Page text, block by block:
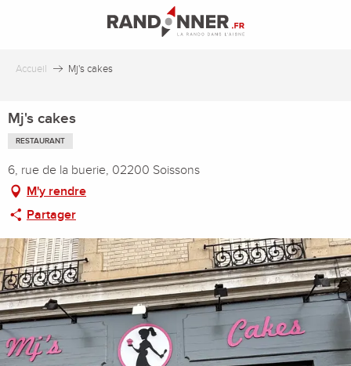
principal
Accueil Mj's cakes
Mj's cakes
RESTAURANT
6, rue de la buerie, 02200 Soissons
M'y rendre
Partager